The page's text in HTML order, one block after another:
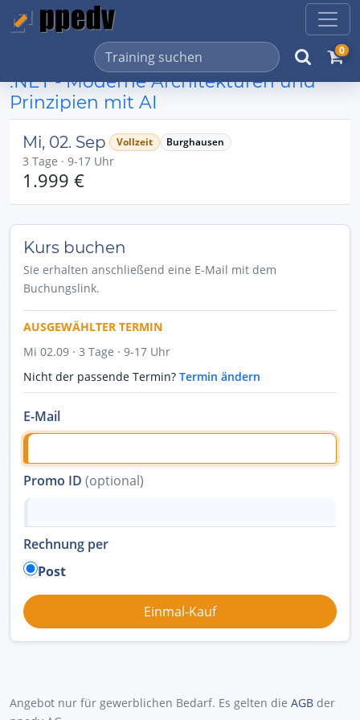
0
.NET - Moderne Architekturen und
Prinzipien mit AI
Mi, 02. Sep Vollzeit Burghausen
3 Tage · 9-17 Uhr
1.999 €
Kurs buchen
Sie erhalten anschließend eine E-Mail mit dem
Buchungslink.
AUSGEWÄHLTER TERMIN
Mi 02.09 · 3 Tage · 9-17 Uhr
Nicht der passende Termin? Termin ändern
E-Mail
Promo ID (optional)
Rechnung per
Post
Angebot nur für gewerblichen Bedarf. Es gelten die AGB der